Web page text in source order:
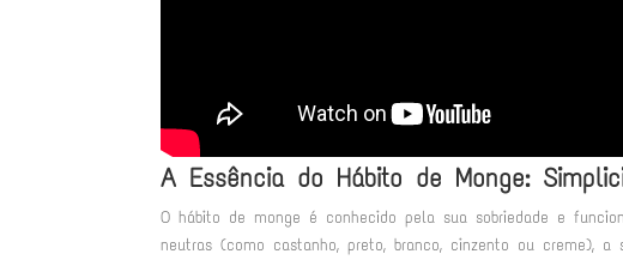
A Essência do Hábito de Monge:
O hábito de monge é conhecido pela sua sobriedade e
neutras (como castanho, preto, branco, cinzento ou creme),